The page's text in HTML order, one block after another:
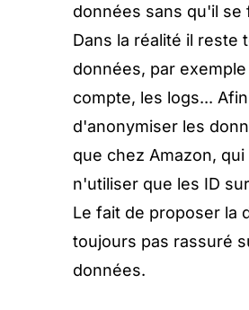
données sans qu'il se
Dans la réalité il reste
données, par
compte, les logs...
d'anonymiser les
que chez Amazon,
n'utiliser que les ID
Le fait de proposer la
toujours pas rassuré
données.